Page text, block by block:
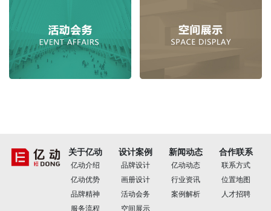
关于亿动
亿动介绍
亿动优势
品牌精神
服务流程
设计案例
品牌设计
画册设计
活动会务
空间展示
新闻动态
亿动动态
行业资讯
案例解析
合作联系
联系方式
位置地图
人才招聘